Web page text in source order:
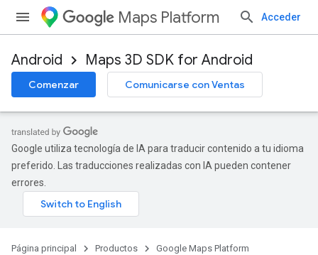
Maps Platform Acceder
Android Maps 3D SDK for Android
Comenzar Comunicarse con Ventas
Google utiliza tecnología de IA para traducir contenido a tu idioma
preferido. Las traducciones realizadas con IA pueden contener
errores.
Página principal Productos
Google Maps Platform